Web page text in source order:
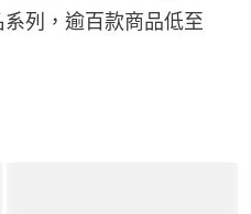
列，逾百款商品低至